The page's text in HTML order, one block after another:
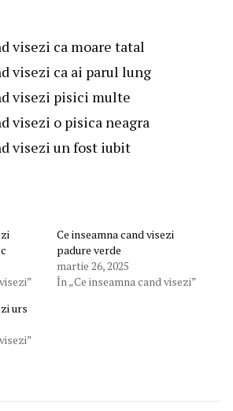
visezi ca moare tatal
visezi ca ai parul lung
visezi pisici multe
visezi o pisica neagra
visezi un fost iubit
Ce inseamna cand visezi
padure verde
martie 26, 2025
În „Ce inseamna cand visezi”
urs